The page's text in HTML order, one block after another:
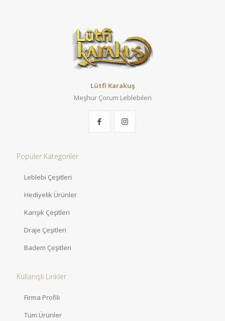
Lütfi Karakuş
Meşhur Çorum Leblebileri
Popüler Kategoriler
Leblebi Çeşitleri
Hediyelik Ürünler
Karışık Çeşitleri
Draje Çeşitleri
Badem Çeşitleri
Kullanışlı Linkler
Firma Profili
Tüm Ürünler